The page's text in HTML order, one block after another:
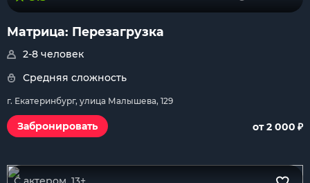
Матрица: Перезагрузка
2-8 человек
Средняя сложность
г. Екатеринбург, улица Малышева, 129
Забронировать от 2 000 ₽